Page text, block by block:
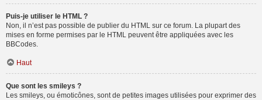
Puis-je utiliser le HTML ?
Non, il n’est pas possible de publier du HTML sur ce forum. La plupart des
mises en forme permises par le HTML peuvent être appliquées avec les
BBCodes.
Haut
Que sont les smileys ?
Les smileys, ou émoticônes, sont de petites images utilisées pour exprimer des